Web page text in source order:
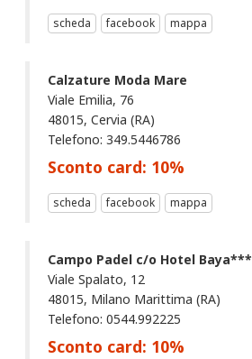
scheda facebook mappa
Calzature Moda Mare
Viale Emilia, 76
48015, Cervia (RA)
Telefono: 349.5446786
Sconto card: 10%
scheda facebook mappa
Campo Padel c/o Hotel Baya***
Viale Spalato, 12
48015, Milano Marittima (RA)
Telefono: 0544.992225
Sconto card: 10%